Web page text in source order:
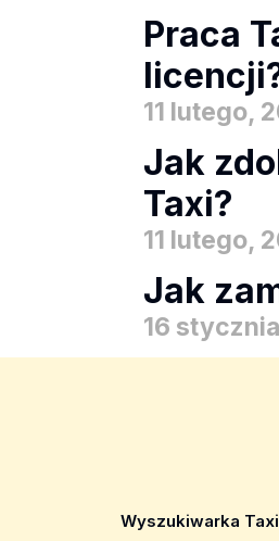
Praca
11 lutego,
Jak
Taxi?
11 lutego,
Jak
16
Wyszukiwarka